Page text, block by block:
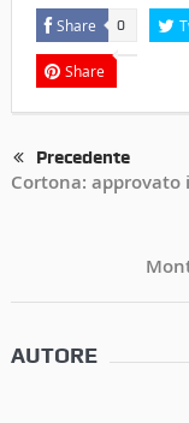
Share 0
Share
Precedente
Cortona:
AUTORE